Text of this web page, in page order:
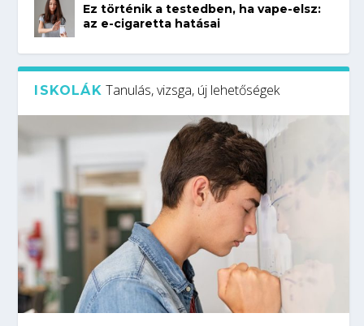
Ez történik a testedben, ha vape-elsz:
az e-cigaretta hatásai
ISKOLÁK Tanulás, vizsga, új lehetőségek